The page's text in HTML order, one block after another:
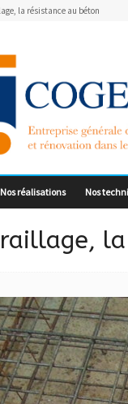
la résistance au béton
Nos réalisations Nos